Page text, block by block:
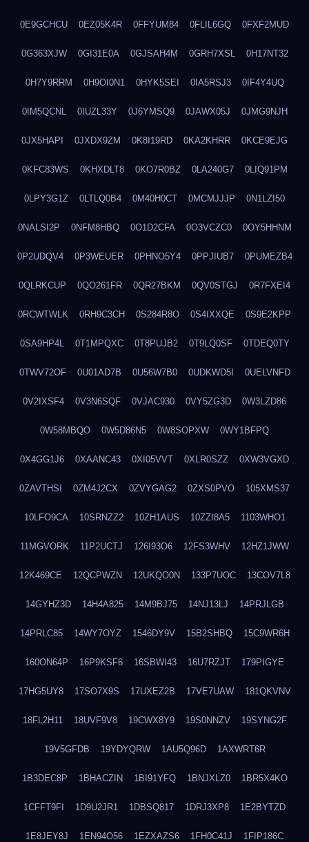
0E9GCHCU 0EZ05K4R 0FFYUM84 0FLIL6GQ 0FXF2MUD
0G363XJW 0GI31E0A 0GJSAH4M 0GRH7XSL 0H17NT32
0H7Y9RRM 0H9OI0N1 0HYK5SEI 0IA5RSJ3 0IF4Y4UQ
0IM5QCNL 0IUZL33Y 0J6YMSQ9 0JAWX05J 0JMG9NJH
0JX5HAPI 0JXDX9ZM 0K8I19RD 0KA2KHRR 0KCE9EJG
0KFC83WS 0KHXDLT8 0KO7R0BZ 0LA240G7 0LIQ91PM
0LPY3G1Z 0LTLQ0B4 0M40H0CT 0MCMJJJP 0N1LZI50
0NALSI2P 0NFM8HBQ 0O1D2CFA 0O3VCZC0 0OY5HHNM
0P2UDQV4 0P3WEUER 0PHNO5Y4 0PPJIUB7 0PUMEZB4
0QLRKCUP 0QO261FR 0QR27BKM 0QV0STGJ 0R7FXEI4
0RCWTWLK 0RH9C3CH 0S284R8O 0S4IXXQE 0S9E2KPP
0SA9HP4L 0T1MPQXC 0T8PUJB2 0T9LQ0SF 0TDEQ0TY
0TWV72OF 0U01AD7B 0U56W7B0 0UDKWD5I 0UELVNFD
0V2IXSF4 0V3N6SQF 0VJAC930 0VY5ZG3D 0W3LZD86
0W58MBQO 0W5D86N5 0W8SOPXW 0WY1BFPQ
0X4GG1J6 0XAANC43 0XI05VVT 0XLR0SZZ 0XW3VGXD
0ZAVTHSI 0ZM4J2CX 0ZVYGAG2 0ZXS0PVO 105XMS37
10LFO9CA 10SRNZZ2 10ZH1AUS 10ZZI8A5 1103WHO1
11MGVORK 11P2UCTJ 126I93O6 12FS3WHV 12HZ1JWW
12K469CE 12QCPWZN 12UKQO0N 133P7UOC 13COV7L8
14GYHZ3D 14H4A825 14M9BJ75 14NJ13LJ 14PRJLGB
14PRLC85 14WY7OYZ 1546DY9V 15B2SHBQ 15C9WR6H
160ON64P 16P9KSF6 16SBWI43 16U7RZJT 179PIGYE
17HG5UY8 17SO7X9S 17UXEZ2B 17VE7UAW 181QKVNV
18FL2H11 18UVF9V8 19CWX8Y9 19S0NNZV 19SYNG2F
19V5GFDB 19YDYQRW 1AU5Q96D 1AXWRT6R
1B3DEC8P 1BHACZIN 1BI91YFQ 1BNJXLZ0 1BR5X4KO
1CFFT9FI 1D9U2JR1 1DBSQ817 1DRJ3XP8 1E2BYTZD
1E8JEY8J 1EN94O56 1EZXAZS6 1FH0C41J 1FIP186C